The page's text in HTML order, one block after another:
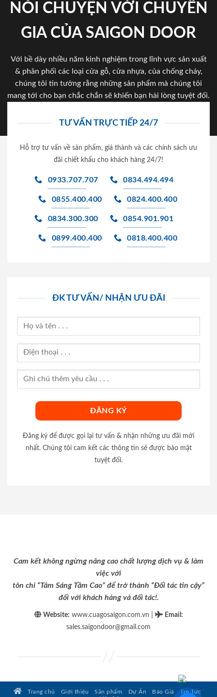
NÓI CHUYỆN VỚI CHUYÊN
GIA CỦA SAIGON DOOR
Với bề dày nhiều năm kinh nghiệm trong lĩnh vực sản xuất
& phân phối các loại cửa gỗ, cửa nhựa, của chống cháy,
chúng tôi tin tưởng rằng những sản phẩm mà chúng tôi
mang tới cho bạn chắc chắn sẽ khiến bạn hài lòng tuyệt đối.
TƯ VẤN TRỰC TIẾP 24/7
Hỗ trợ tư vấn về sản phẩm, giá thành và các chính sách ưu
đãi chiết khấu cho khách hàng 24/7!
0933.707.707 0834.494.494
0855.400.400 0824.400.400
0834.300.300 0854.901.901
0899.400.400 0818.400.400
ĐK TƯ VẤN/ NHẬN ƯU ĐÃI
Đăng ký để được gọi lại tư vấn & nhận những ưu đãi mới
nhất. Chúng tôi cam kết các thông tin sẽ được bảo mật
tuyệt đối.
Cam kết không ngừng nâng cao chất lượng dịch vụ & làm
việc với
tôn chỉ “Tâm Sáng Tầm Cao” để trở thành “Đối tác tin cậy”
đối với khách hàng và đối tác!.
Website: www.cuagosaigon.com.vn Email :
sales.saigondoor@gmail.com
Trang chủ Giới thiệu Sản phẩm Dự Án Báo Giá
Tin Tức